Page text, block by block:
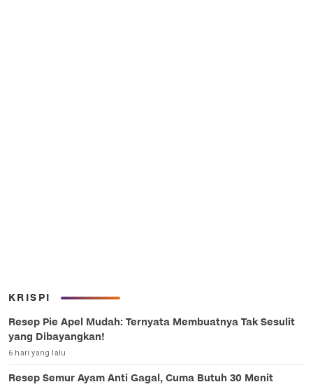
KRISPI
Resep Pie Apel Mudah: Ternyata Membuatnya Tak Sesulit
yang Dibayangkan!
6 hari yang lalu
Resep Semur Ayam Anti Gagal, Cuma Butuh 30 Menit